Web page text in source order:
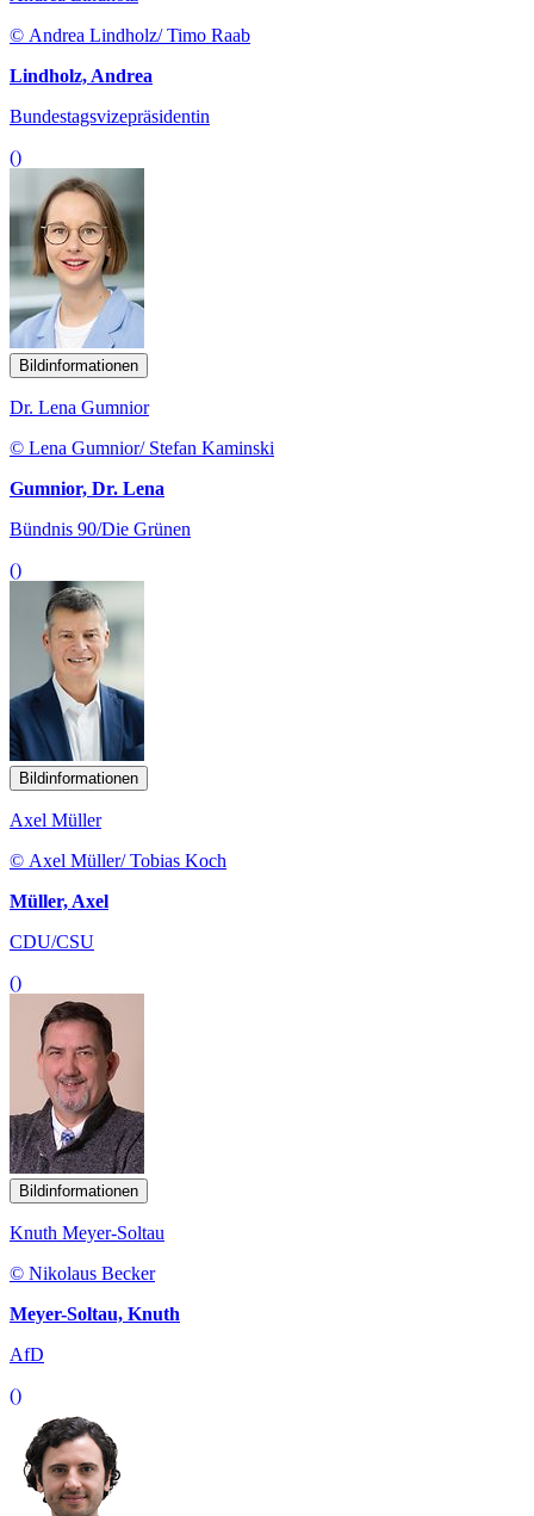
© Andrea Lindholz/ Timo Raab
Lindholz, Andrea
Bundestagsvizepräsidentin
()
Bildinformationen
Dr. Lena Gumnior
© Lena Gumnior/ Stefan Kaminski
Gumnior, Dr. Lena
Bündnis 90/Die Grünen
()
Bildinformationen
Axel Müller
© Axel Müller/ Tobias Koch
Müller, Axel
CDU/CSU
()
Bildinformationen
Knuth Meyer-Soltau
© Nikolaus Becker
Meyer-Soltau, Knuth
AfD
()